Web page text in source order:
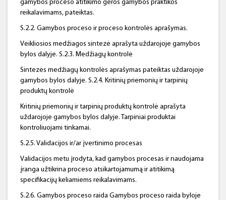
gamybos proceso atitikimo geros gamybos praktikos
reikalavimams, pateiktas.
S.2.2. Gamybos proceso ir proceso kontrolės aprašymas.
Veikliosios medžiagos sintezė aprašyta uždarojoje gamybos
bylos dalyje. S.2.3. Medžiagų kontrolė
Sintezės medžiagų kontrolės aprašymas pateiktas uždarojoje
gamybos bylos dalyje. S.2.4. Kritinių priemonių ir tarpinių
produktų kontrolė
Kritinių priemonių ir tarpinių produktų kontrolė aprašyta
uždarojoje gamybos bylos dalyje. Tarpiniai produktai
kontroliuojami tinkamai.
S.2.5. Validacijos ir/ar įvertinimo procesas
Validacijos metu įrodyta, kad gamybos procesas ir naudojama
įranga užtikrina proceso atsikartojamumą ir atitikimą
specifikacijų keliamiems reikalavimams.
S.2.6. Gamybos proceso raida Gamybos proceso raida byloje